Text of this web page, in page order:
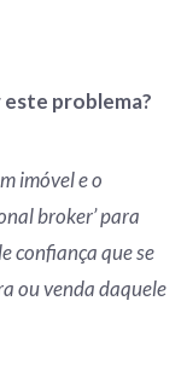
este problema?
imóvel e o
broker’ para
confiança que se
ou venda daquele